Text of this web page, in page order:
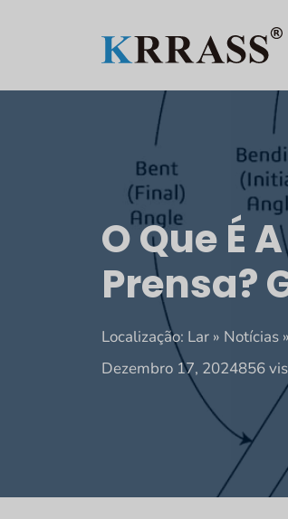
O Que É
Prensa?
Localização: Lar » Notícias »
Dezembro 17, 2024856